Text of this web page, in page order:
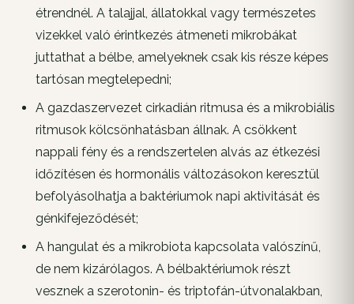
étrendnél. A talajjal, állatokkal vagy természetes
vizekkel való érintkezés átmeneti mikrobákat
juttathat a bélbe, amelyeknek csak kis része képes
tartósan megtelepedni;
A gazdaszervezet cirkadián ritmusa és a mikrobiális
ritmusok kölcsönhatásban állnak. A csökkent
nappali fény és a rendszertelen alvás az étkezési
időzítésen és hormonális változásokon keresztül
befolyásolhatja a baktériumok napi aktivitását és
génkifejeződését;
A hangulat és a mikrobiota kapcsolata valószínű,
de nem kizárólagos. A bélbaktériumok részt
vesznek a szerotonin- és triptofán-útvonalakban,